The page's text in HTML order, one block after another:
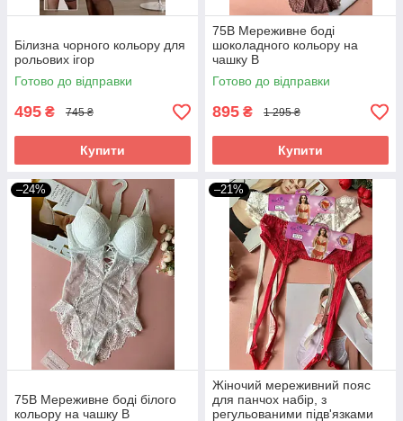
Білизна чорного кольору для
рольових ігор
Готово до відправки
495 ₴ 745 ₴
Купити
75В Мереживне боді
шоколадного кольору на
чашку В
Готово до відправки
895 ₴ 1 295 ₴
Купити
–24%
75B Мереживне боді білого
кольору на чашку В
–21%
Жіночий мереживний пояс
для панчох набір, з
регульованими підв'язками